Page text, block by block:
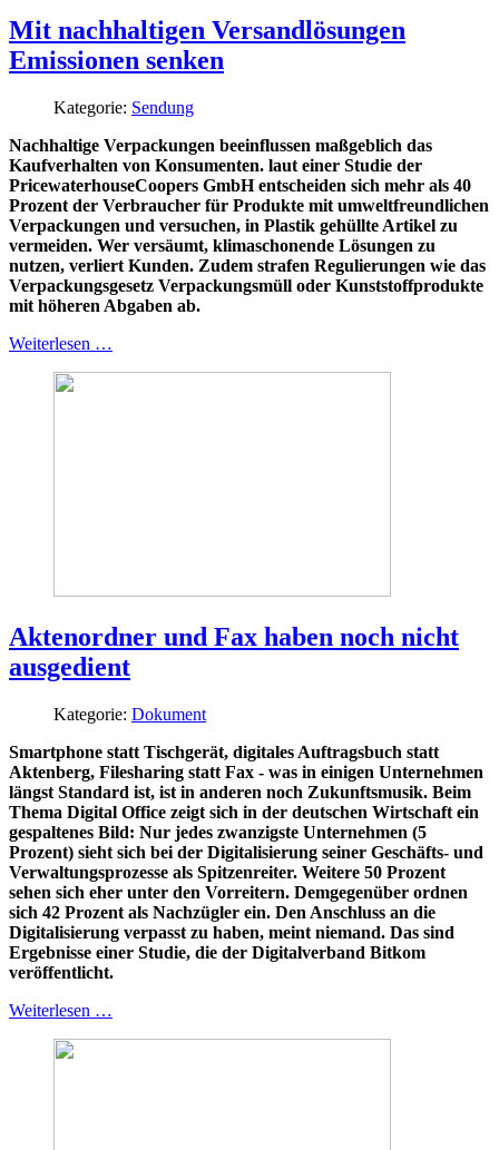
Mit nachhaltigen Versandlösungen
Emissionen senken
Kategorie: Sendung
Nachhaltige Verpackungen beeinflussen maßgeblich das
Kaufverhalten von Konsumenten. laut einer Studie der
PricewaterhouseCoopers GmbH entscheiden sich mehr als 40
Prozent der Verbraucher für Produkte mit umweltfreundlichen
Verpackungen und versuchen, in Plastik gehüllte Artikel zu
vermeiden. Wer versäumt, klimaschonende Lösungen zu
nutzen, verliert Kunden. Zudem strafen Regulierungen wie das
Verpackungsgesetz Verpackungsmüll oder Kunststoffprodukte
mit höheren Abgaben ab.
Weiterlesen …
Aktenordner und Fax haben noch nicht
ausgedient
Kategorie: Dokument
Smartphone statt Tischgerät, digitales Auftragsbuch statt
Aktenberg, Filesharing statt Fax - was in einigen Unternehmen
längst Standard ist, ist in anderen noch Zukunftsmusik. Beim
Thema Digital Office zeigt sich in der deutschen Wirtschaft ein
gespaltenes Bild: Nur jedes zwanzigste Unternehmen (5
Prozent) sieht sich bei der Digitalisierung seiner Geschäfts- und
Verwaltungsprozesse als Spitzenreiter. Weitere 50 Prozent
sehen sich eher unter den Vorreitern. Demgegenüber ordnen
sich 42 Prozent als Nachzügler ein. Den Anschluss an die
Digitalisierung verpasst zu haben, meint niemand. Das sind
Ergebnisse einer Studie, die der Digitalverband Bitkom
veröffentlicht.
Weiterlesen …